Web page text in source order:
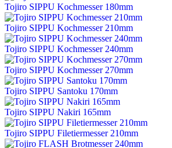
Tojiro SIPPU Kochmesser 180mm
Tojiro SIPPU Kochmesser 210mm
Tojiro SIPPU Kochmesser 240mm
Tojiro SIPPU Kochmesser 270mm
Tojiro SIPPU Santoku 170mm
Tojiro SIPPU Nakiri 165mm
Tojiro SIPPU Filetiermesser 210mm